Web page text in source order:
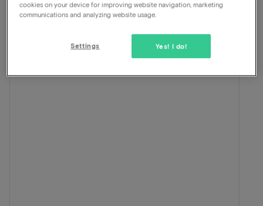
ViaLuxury und das Hotel haben sorgfältig ein
cookies on your device for improving website navigation, marketing
communications and analyzing website usage.
Yes! I do!
Settings